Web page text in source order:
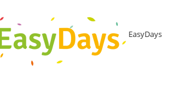
EasyDays